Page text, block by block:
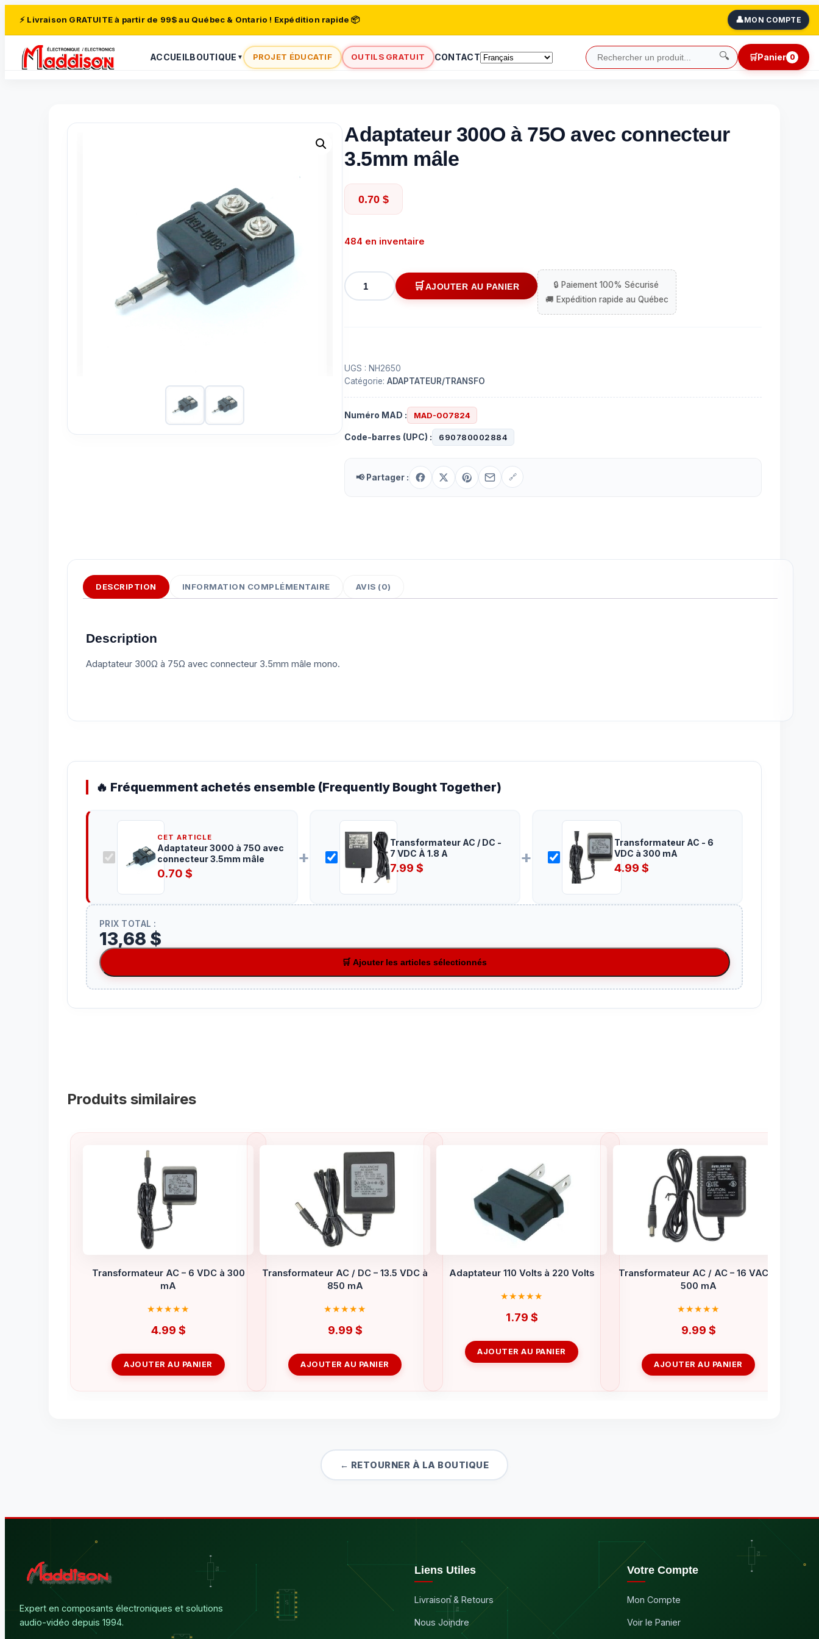
⚡ Livraison GRATUITE à partir de 99$ au Québec & Ontario ! Expédition rapide 📦 👤MON COMPTE
ACCUEILBOUTIQUE ▼ PROJET ÉDUCATIF OUTILS GRATUIT CONTACT 🔍 🛒Panier 0
Adaptateur 300O à 75O avec connecteur
3.5mm mâle
0.70 $
484 en inventaire
quantité
de
avec
connecteur
3.5mm
mâle
AJOUTER AU PANIER
UGS : NH2650
Catégorie: ADAPTATEUR/TRANSFO
Numéro MAD : MAD-007824
Code-barres (UPC) : 690780002884
📢 Partager : 🔗
DESCRIPTION INFORMATION COMPLÉMENTAIRE AVIS (0)
Description
Adaptateur 300Ω à 75Ω avec connecteur 3.5mm mâle mono.
🔥 Fréquemment achetés ensemble (Frequently Bought Together)
CET ARTICLE
Adaptateur 300O à 75O avec
connecteur 3.5mm mâle
0.70$
+
Transformateur AC / DC -
7 VDC À 1.8 A
7.99$
+
Transformateur AC - 6
VDC à 300 mA
4.99 $
PRIX TOTAL :
13,68 $
🛒 Ajouter les articles sélectionnés
Produits similaires
Transformateur AC – 6 VDC à 300
mA
4.99 $
AJOUTER AU PANIER
Transformateur AC / DC – 13.5 VDC à
850 mA
9.99 $
AJOUTER AU PANIER
Adaptateur 110 Volts à 220 Volts
1.79 $
AJOUTER AU PANIER
Transformateur AC / AC – 16 VAC À
500 mA
9.99 $
AJOUTER AU PANIER
← RETOURNER À LA BOUTIQUE
Expert en composants électroniques et solutions
audio-vidéo depuis 1994.
Liens Utiles
Livraison & Retours
Nous Joindre
Votre Compte
Mon Compte
Voir le Panier